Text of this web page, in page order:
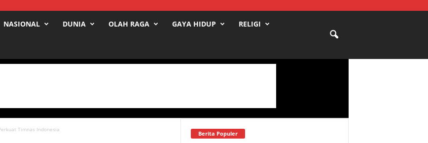
NASIONAL DUNIA OLAH RAGA GAYA HIDUP RELIGI
Timnas Indonesia
Berita Populer